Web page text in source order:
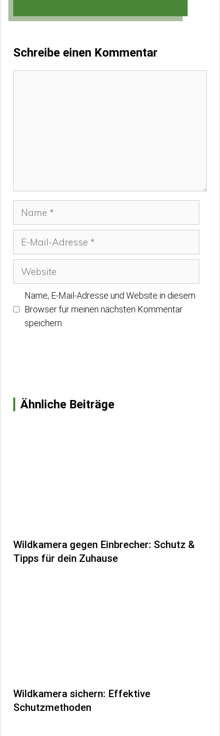
Schreibe einen Kommentar
Adresse
Name, E-Mail-Adresse und Website in diesem
Browser für meinen nächsten Kommentar
speichern.
Ähnliche Beiträge
Wildkamera gegen Einbrecher: Schutz &
Tipps für dein Zuhause
Wildkamera sichern: Effektive
Schutzmethoden